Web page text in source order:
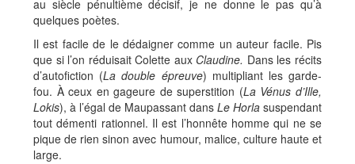
au siècle pénultième décisif, je ne donne le pas qu’à
quelques poètes.
Il est facile de le dédaigner comme un auteur facile. Pis
que si l’on réduisait Colette aux Claudine. Dans les récits
d’autofiction (La double épreuve) multipliant les garde-
fou. À ceux en gageure de superstition (La Vénus d’Ille,
Lokis), à l’égal de Maupassant dans Le Horla suspendant
tout démenti rationnel. Il est l’honnête homme qui ne se
pique de rien sinon avec humour, malice, culture haute et
large.